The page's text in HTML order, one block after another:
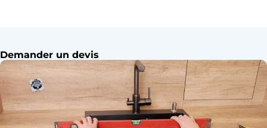
Demander un devis